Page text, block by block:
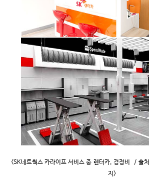
<SK네트웍스 카라이프 서비스 중 렌터카, 경정비 / 출처
지 >